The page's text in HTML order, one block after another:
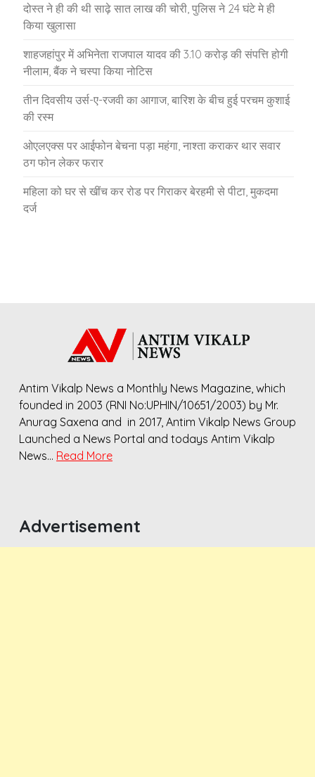
दोस्त ने ही की थी साढ़े सात लाख की चोरी, पुलिस ने 24 घंटे मे ही
किया खुलासा
शाहजहांपुर में अभिनेता राजपाल यादव की 3.10 करोड़ की संपत्ति होगी
नीलाम, बैंक ने चस्पा किया नोटिस
तीन दिवसीय उर्स-ए-रजवी का आगाज, बारिश के बीच हुई परचम कुशाई
की रस्म
ओएलएक्स पर आईफोन बेचना पड़ा महंगा, नाश्ता कराकर थार सवार
ठग फोन लेकर फरार
महिला को घर से खींच कर रोड पर गिराकर बेरहमी से पीटा, मुकदमा
दर्ज
Antim Vikalp News a Monthly News Magazine, which
founded in 2003 (RNI No:UPHIN/10651/2003) by Mr.
Anurag Saxena and in 2017, Antim Vikalp News Group
Launched a News Portal and todays Antim Vikalp
News… Read More
Advertisement